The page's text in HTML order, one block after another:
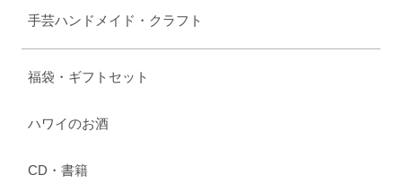
手芸ハンドメイド・クラフト
福袋・ギフトセット
ハワイのお酒
CD・書籍